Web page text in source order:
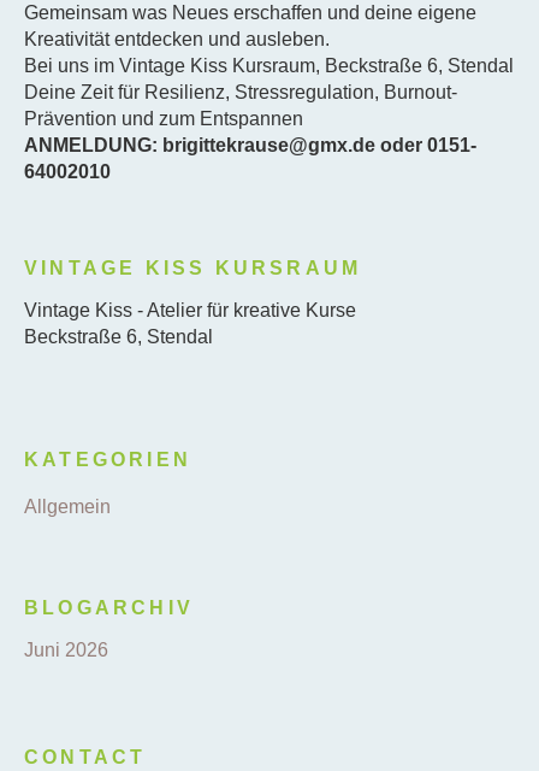
Gemeinsam was Neues erschaffen und deine eigene
Kreativität entdecken und ausleben.
Bei uns im Vintage Kiss Kursraum, Beckstraße 6, Stendal
Deine Zeit für Resilienz, Stressregulation, Burnout-
Prävention und zum Entspannen
ANMELDUNG: brigittekrause@gmx.de oder 0151-
64002010
VINTAGE KISS KURSRAUM
Vintage Kiss - Atelier für kreative Kurse
Beckstraße 6, Stendal
KATEGORIEN
Allgemein
BLOGARCHIV
Juni 2026
CONTACT